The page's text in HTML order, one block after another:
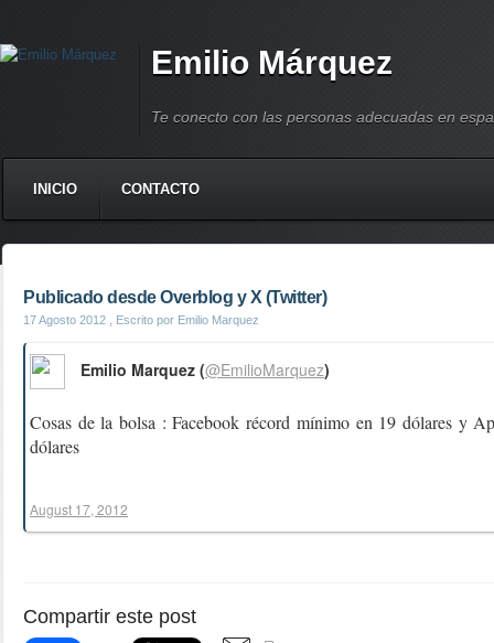
Emilio Márquez
Te conecto con las personas adecuadas en
INICIO CONTACTO
Publicado desde Overblog y X (Twitter)
17 Agosto 2012 , Escrito por Emilio Marquez
Cosas de la bolsa : Facebook récord mínimo en 19 dólares y
dólares
Emilio Marquez (@EmilioMarquez)
August 17, 2012
Compartir este post